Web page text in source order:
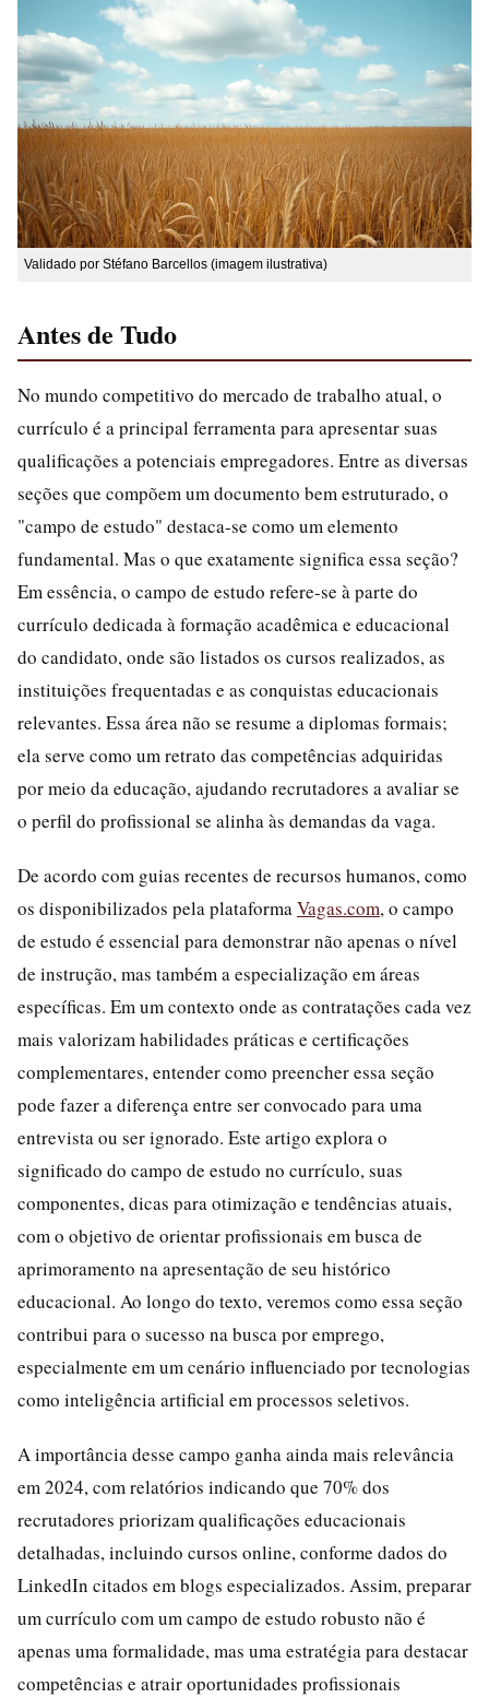
Validado por Stéfano Barcellos (imagem ilustrativa)
Antes de Tudo
No mundo competitivo do mercado de trabalho atual, o
currículo é a principal ferramenta para apresentar suas
qualificações a potenciais empregadores. Entre as diversas
seções que compõem um documento bem estruturado, o
"campo de estudo" destaca-se como um elemento
fundamental. Mas o que exatamente significa essa seção?
Em essência, o campo de estudo refere-se à parte do
currículo dedicada à formação acadêmica e educacional
do candidato, onde são listados os cursos realizados, as
instituições frequentadas e as conquistas educacionais
relevantes. Essa área não se resume a diplomas formais;
ela serve como um retrato das competências adquiridas
por meio da educação, ajudando recrutadores a avaliar se
o perfil do profissional se alinha às demandas da vaga.
De acordo com guias recentes de recursos humanos, como
os disponibilizados pela plataformaVagas.com, o campo
de estudo é essencial para demonstrar não apenas o nível
de instrução, mas também a especialização em áreas
específicas. Em um contexto onde as contratações cada vez
mais valorizam habilidades práticas e certificações
complementares, entender como preencher essa seção
pode fazer a diferença entre ser convocado para uma
entrevista ou ser ignorado. Este artigo explora o
significado do campo de estudo no currículo, suas
componentes, dicas para otimização e tendências atuais,
com o objetivo de orientar profissionais em busca de
aprimoramento na apresentação de seu histórico
educacional. Ao longo do texto, veremos como essa seção
contribui para o sucesso na busca por emprego,
especialmente em um cenário influenciado por tecnologias
como inteligência artificial em processos seletivos.
A importância desse campo ganha ainda mais relevância
em 2024, com relatórios indicando que 70% dos
recrutadores priorizam qualificações educacionais
detalhadas, incluindo cursos online, conforme dados do
LinkedIn citados em blogs especializados. Assim, preparar
um currículo com um campo de estudo robusto não é
apenas uma formalidade, mas uma estratégia para destacar
competências e atrair oportunidades profissionais